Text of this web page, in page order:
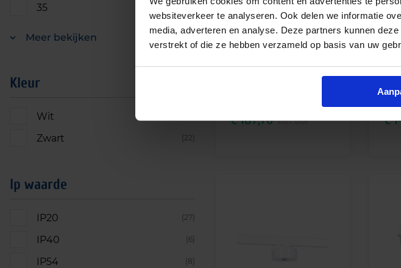
websiteverkeer te analyseren. Ook delen we informatie
media, adverteren en analyse. Deze partners kunnen
verstrekt of die ze hebben verzameld op basis van uw
35 (1)
Meer bekijken
Kleur
Wit
Zwart (22)
Ip waarde
IP20 (27)
IP40 (6)
IP54 (8)
Extraline LED nood opbouw
€187,76 excl. btw €